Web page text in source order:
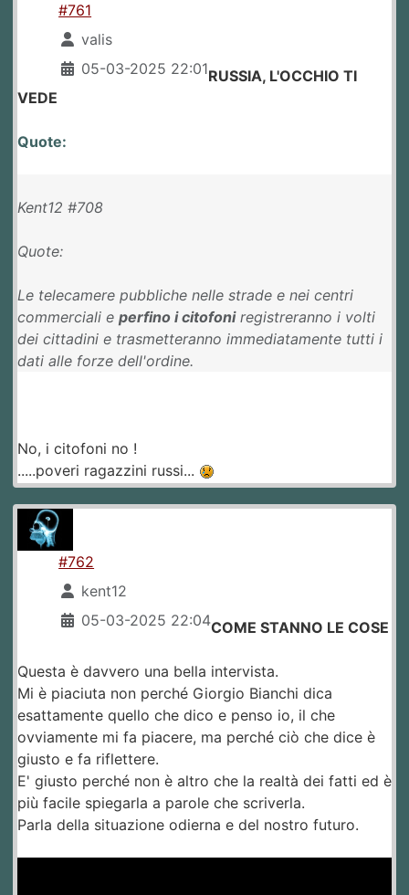
#761
valis
05-03-2025 22:01RUSSIA, L'OCCHIO TI
VEDE
Quote:
Kent12 #708
Quote:
Le telecamere pubbliche nelle strade e nei centri
commerciali e perfino i citofoniregistreranno i volti
dei cittadini e trasmetteranno immediatamente tutti i
dati alle forze dell'ordine.
No, i citofoni no !
.....poveri ragazzini russi...
#762
kent12
05-03-2025 22:04COME STANNO LE COSE
Questa è davvero una bella intervista.
Mi è piaciuta non perché Giorgio Bianchi dica
esattamente quello che dico e penso io, il che
ovviamente mi fa piacere, ma perché ciò che dice è
giusto e fa riflettere.
E' giusto perché non è altro che la realtà dei fatti ed è
più facile spiegarla a parole che scriverla.
Parla della situazione odierna e del nostro futuro.